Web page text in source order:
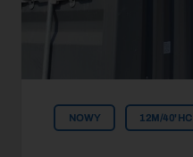
NOWY 12M/40'HC